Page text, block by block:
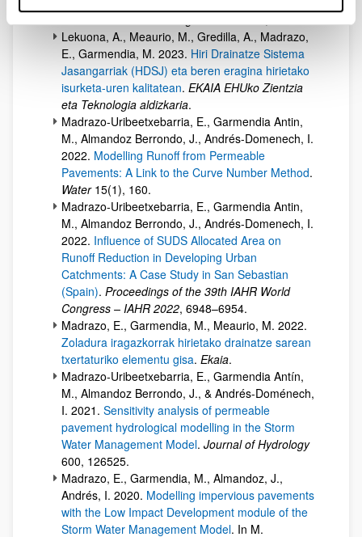
Lekuona, A., Meaurio, M., Gredilla, A., Madrazo,
E., Garmendia, M. 2023. Hiri Drainatze Sistema
Jasangarriak (HDSJ) eta beren eragina hirietako
isurketa-uren kalitatean. EKAIA EHUko Zientzia
eta Teknologia aldizkaria.
Madrazo-Uribeetxebarria, E., Garmendia Antin,
M., Almandoz Berrondo, J., Andrés-Domenech, I.
2022. Modelling Runoff from Permeable
Pavements: A Link to the Curve Number Method.
Water15(1), 160.
Madrazo-Uribeetxebarria, E., Garmendia Antin,
M., Almandoz Berrondo, J., Andrés-Domenech, I.
2022. Influence of SUDS Allocated Area on
Runoff Reduction in Developing Urban
Catchments: A Case Study in San Sebastian
(Spain). Proceedings of the 39th IAHR World
Congress – IAHR 2022, 6948–6954.
Madrazo, E., Garmendia, M., Meaurio, M. 2022.
Zoladura iragazkorrak hirietako drainatze sarean
txertaturiko elementu gisa. Ekaia.
Madrazo-Uribeetxebarria, E., Garmendia Antín,
M., Almandoz Berrondo, J., & Andrés-Doménech,
I. 2021. Sensitivity analysis of permeable
pavement hydrological modelling in the Storm
Water Management Model. Journal of Hydrology
600, 126525.
Madrazo, E., Garmendia, M., Almandoz, J.,
Andrés, I. 2020. Modelling impervious pavements
with the Low Impact Development module of the
Storm Water Management Model. In M.